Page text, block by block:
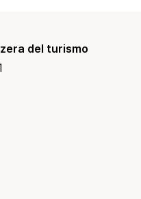
del turismo